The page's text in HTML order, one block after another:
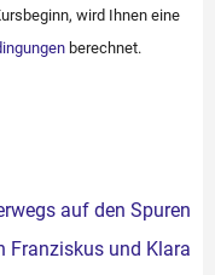
wird Ihnen eine
berechnet.
auf den Spuren
Franziskus und Klara